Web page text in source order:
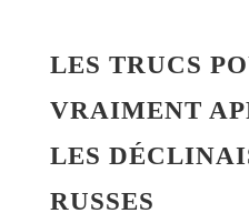
LES TRUCS
VRAIMENT
LES
RUSSES